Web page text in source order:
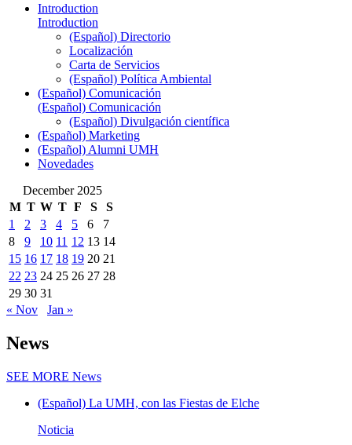
Introduction
Introduction
(Español) Directorio
Localización
Carta de Servicios
(Español) Política Ambiental
(Español) Comunicación
(Español) Comunicación
(Español) Divulgación científica
(Español) Marketing
(Español) Alumni UMH
Novedades
December 2025
M T W T F S
S
1
2 3 4 5 6
7
8
9 10 11 12 13 14
15 16 17 18 19 20 21
22 23 24 25 26 27 28
29 30 31
« Nov
Jan »
News
SEE MORE News
(Español) La UMH, con las Fiestas de Elche
Noticia